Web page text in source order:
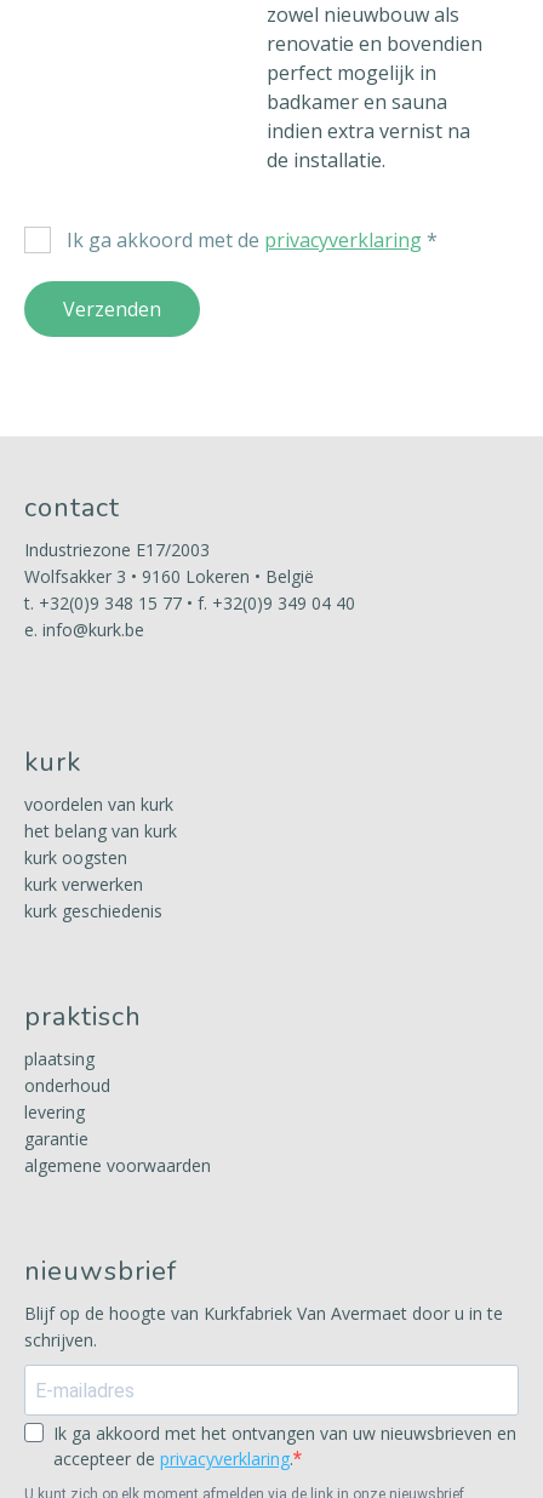
zowel nieuwbouw als
renovatie en bovendien
perfect mogelijk in
badkamer en sauna
indien extra vernist na
de installatie.
Ik ga akkoord met de privacyverklaring*
Verzenden
contact
Industriezone E17/2003
Wolfsakker 3 • 9160 Lokeren • België
t. +32(0)9 348 15 77 • f. +32(0)9 349 04 40
e. info@kurk.be
kurk
voordelen van kurk
het belang van kurk
kurk oogsten
kurk verwerken
kurk geschiedenis
praktisch
plaatsing
onderhoud
levering
garantie
algemene voorwaarden
nieuwsbrief
Blijf op de hoogte van Kurkfabriek Van Avermaet door u in te
schrijven.
Ik ga akkoord met het ontvangen van uw nieuwsbrieven en
accepteer de privacyverklaring.
U kunt zich op elk moment afmelden via de link in onze nieuwsbrief.